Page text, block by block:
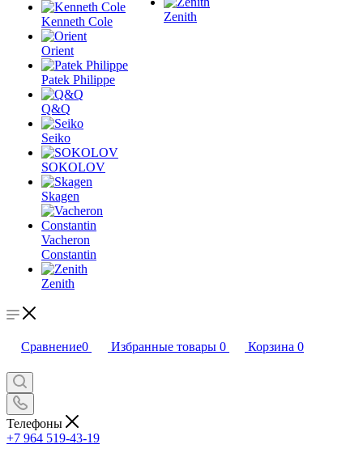
Kenneth Cole
Orient
Patek Philippe
Q&Q
Seiko
SOKOLOV
Skagen
Vacheron
Constantin
Zenith
Zenith
Сравнение0 Избранные товары 0 Корзина 0
Телефоны
+7 964 519-43-19